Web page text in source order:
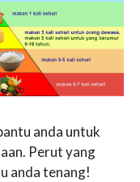
anda untuk
Perut yang
anda tenang!